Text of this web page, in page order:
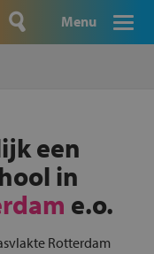
Menu
een
in
e.o.
Rotterdam